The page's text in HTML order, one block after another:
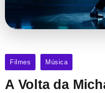
Filmes Música
A Volta da